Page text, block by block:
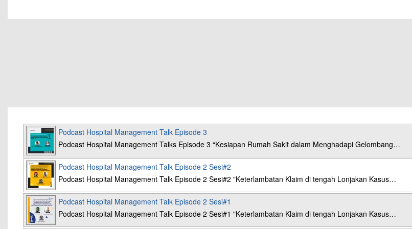
Podcast Hospital Management Talk Episode 3
Podcast Hospital Management Talks Episode 3 “Kesiapan Rumah Sakit dalam Menghadapi Gelombang…
Podcast Hospital Management Talk Episode 2 Sesi#2
Podcast Hospital Management Talk Episode 2 Sesi#2 "Keterlambatan Klaim di tengah Lonjakan Kasus…
Podcast Hospital Management Talk Episode 2 Sesi#1
Podcast Hospital Management Talk Episode 2 Sesi#1 "Keterlambatan Klaim di tengah Lonjakan Kasus…